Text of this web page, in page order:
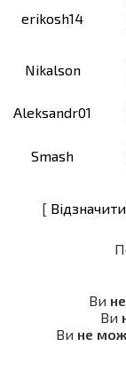
erikosh14
Nikalson
Aleksandr01
Smash
[
Ви
Ви
Ви не